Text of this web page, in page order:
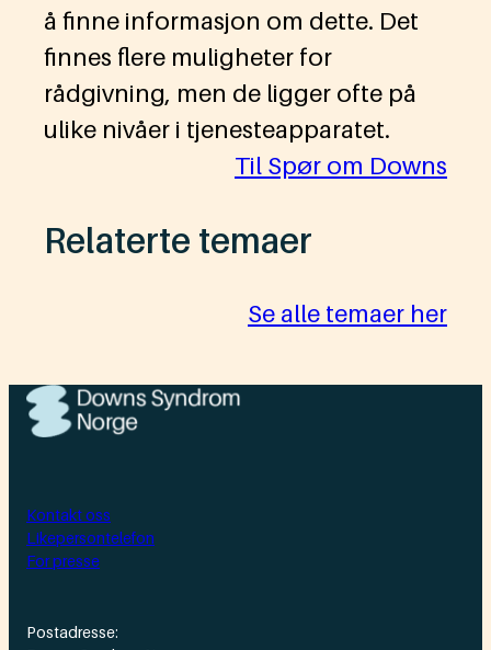
å finne informasjon om dette. Det
finnes flere muligheter for
rådgivning, men de ligger ofte på
ulike nivåer i tjenesteapparatet.
Til Spør om Downs
Relaterte temaer
Se alle temaer her
Kontakt oss
Likepersontelefon
For presse
Postadresse: